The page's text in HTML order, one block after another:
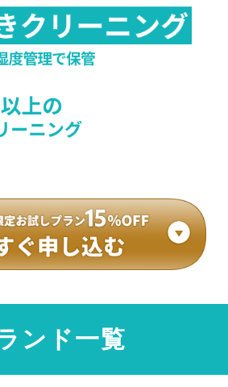
ンド一覧